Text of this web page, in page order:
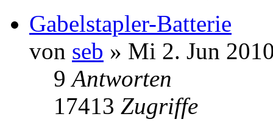
Gabelstapler-Batterie
von seb » Mi 2. Jun
9Antworten
17413 Zugriffe